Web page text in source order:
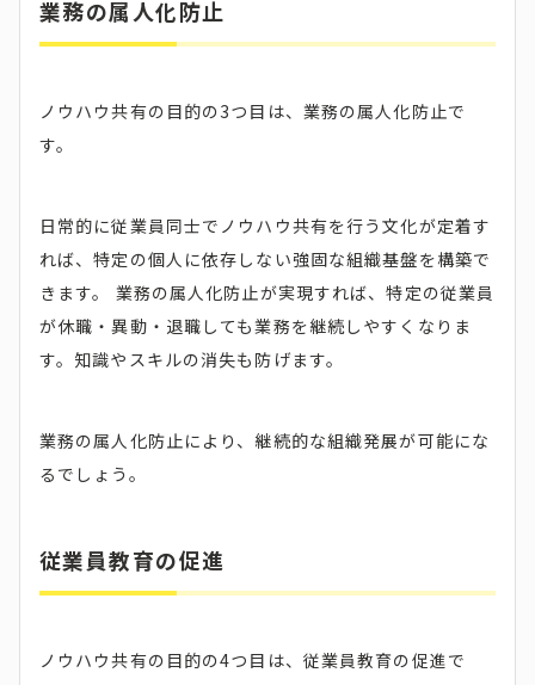
業務の属人化防止
ノウハウ共有の目的の3つ目は、業務の属人化防止で
す。
日常的に従業員同士でノウハウ共有を行う文化が定着す
れば、特定の個人に依存しない強固な組織基盤を構築で
きます。 業務の属人化防止が実現すれば、特定の従業員
が休職・異動・退職しても業務を継続しやすくなりま
す。知識やスキルの消失も防げます。
業務の属人化防止により、継続的な組織発展が可能にな
るでしょう。
従業員教育の促進
ノウハウ共有の目的の4つ目は、従業員教育の促進で